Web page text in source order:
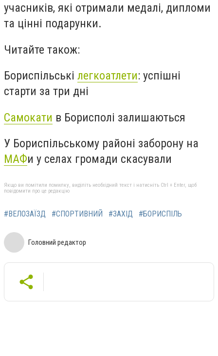
учасників, які отримали медалі, дипломи
та цінні подарунки.
Читайте також:
Бориспільські легкоатлети: успішні
старти за три дні
Самокати в Борисполі залишаються
У Бориспільському районі заборону на
МАФи у селах громади скасували
Якщо ви помітили помилку, виділіть необхідний текст і натисніть Ctrl + Enter, щоб
повідомити про це редакцію
#ВЕЛОЗАЇЗД #СПОРТИВНИЙ #ЗАХІД #БОРИСПІЛЬ
Головний редактор